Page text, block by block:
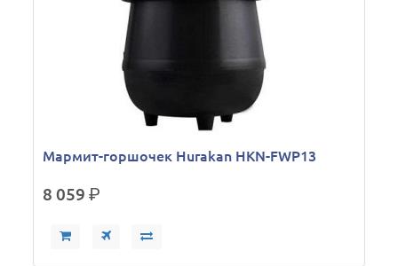
Мармит-горшочек Hurakan HKN-FWP13
8 059р.